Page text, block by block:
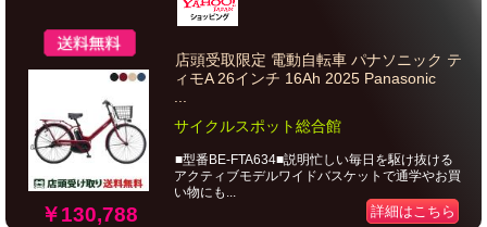
￥130,788
店頭受取限定 電動自転車 パナソニック テ
ィモA 26インチ 16Ah 2025 Panasonic
サイクルスポット総合館
■型番BE-FTA634■説明忙しい毎日を駆け抜ける
アクティブモデルワイドバスケットで通学やお買
い物にも...
詳細はこちら